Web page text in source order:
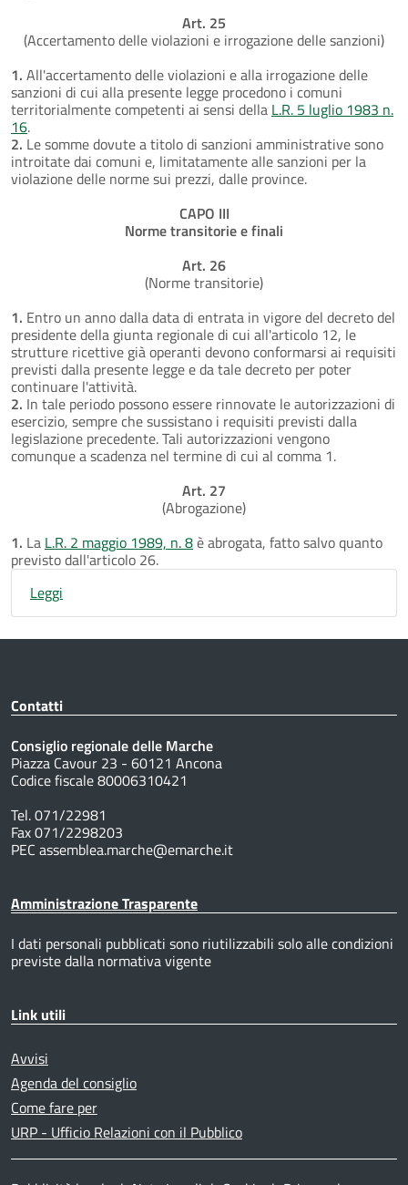
Art. 25
(Accertamento delle violazioni e irrogazione delle sanzioni)
1. All'accertamento delle violazioni e alla irrogazione delle
sanzioni di cui alla presente legge procedono i comuni
territorialmente competenti ai sensi della L.R. 5 luglio 1983 n.
16.
2. Le somme dovute a titolo di sanzioni amministrative sono
introitate dai comuni e, limitatamente alle sanzioni per la
violazione delle norme sui prezzi, dalle province.
CAPO III
Norme transitorie e finali
Art. 26
(Norme transitorie)
1. Entro un anno dalla data di entrata in vigore del decreto del
presidente della giunta regionale di cui all'articolo 12, le
strutture ricettive già operanti devono conformarsi ai requisiti
previsti dalla presente legge e da tale decreto per poter
continuare l'attività.
2. In tale periodo possono essere rinnovate le autorizzazioni di
esercizio, sempre che sussistano i requisiti previsti dalla
legislazione precedente. Tali autorizzazioni vengono
comunque a scadenza nel termine di cui al comma 1.
Art. 27
(Abrogazione)
1. La L.R. 2 maggio 1989, n. 8è abrogata, fatto salvo quanto
previsto dall'articolo 26.
Leggi
Contatti
Consiglio regionale delle Marche
Piazza Cavour 23 - 60121 Ancona
Codice fiscale 80006310421
Tel. 071/22981
Fax 071/2298203
PEC assemblea.marche@emarche.it
Amministrazione Trasparente
I dati personali pubblicati sono riutilizzabili solo alle condizioni
previste dalla normativa vigente
Link utili
Avvisi
Agenda del consiglio
Come fare per
URP - Ufficio Relazioni con il Pubblico